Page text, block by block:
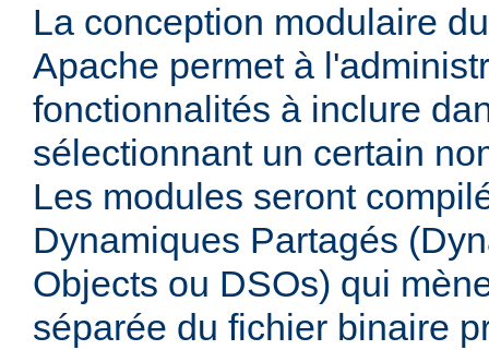
La conception modulaire
Apache permet à
fonctionnalités à inclure
sélectionnant un certain
Les modules seront
Dynamiques Partagés
Objects ou DSOs) qui
séparée du fichier binaire